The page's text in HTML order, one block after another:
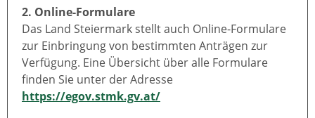
2. Online-Formulare
Das Land Steiermark stellt auch Online-Formulare
zur Einbringung von bestimmten Anträgen zur
Verfügung. Eine Übersicht über alle Formulare
finden Sie unter der Adresse
https://egov.stmk.gv.at/